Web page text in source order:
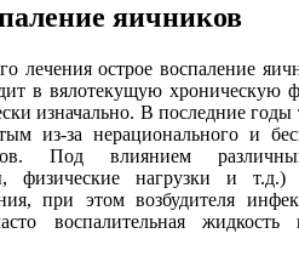
яичников
лечения острое воспаление
в вялотекущую хроническую
изначально. В последние годы
из-за нерационального и
Под влиянием
физические нагрузки и т.д.)
при этом возбудителя
воспалительная жидкость